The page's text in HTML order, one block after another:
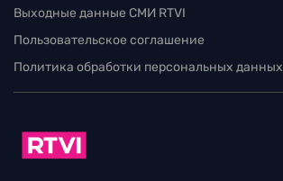
Выходные данные СМИ RTVI
Пользовательское соглашение
Политика обработки персональных данных